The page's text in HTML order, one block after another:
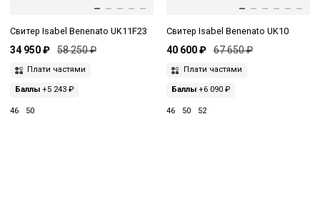
Свитер Isabel Benenato UK11F23
34 950 ₽ 58 250 ₽
Плати частями
Баллы +5 243 ₽
46 50
Свитер Isabel Benenato UK10
40 600 ₽ 67 650 ₽
Плати частями
Баллы+6 090 ₽
46 50 52